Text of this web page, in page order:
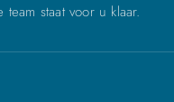
staat voor u klaar.